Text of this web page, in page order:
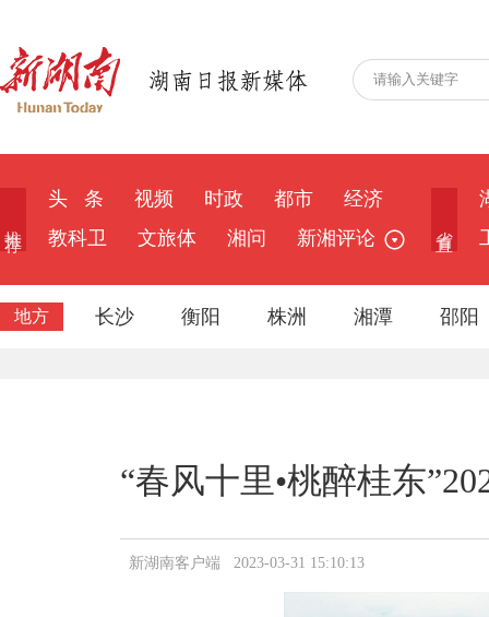
头 条 视频 时政 都市
经济
教科卫
文旅体 湘问 新湘评论
地方 长沙 衡阳 株洲 湘潭 邵阳
“春风十里•桃醉桂东
新湖南客户端 2023-03-31 15:10:13